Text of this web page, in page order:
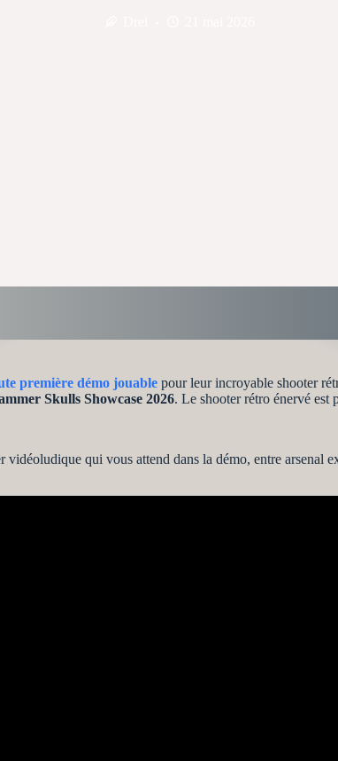
première démo jouable pour leur incroyable shooter
Skulls Showcase 2026. Le shooter rétro énervé est
qui vous attend dans la démo, entre arsenal